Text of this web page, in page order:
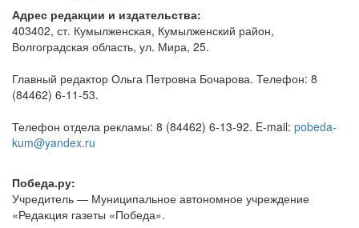
Адрес редакции и издательства:
403402, ст. Кумылженская, Кумылженский район,
Волгоградская область, ул. Мира, 25.
Главный редактор Ольга Петровна Бочарова. Телефон: 8
(84462) 6-11-53.
Телефон отдела рекламы: 8 (84462) 6-13-92. E-mail: pobeda-
kum@yandex.ru
Победа.ру:
Учредитель — Муниципальное автономное учреждение
«Редакция газеты «Победа».